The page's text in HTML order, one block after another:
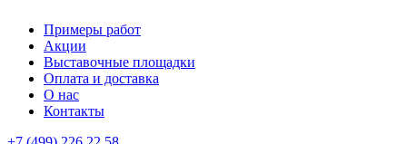
Примеры работ
Акции
Выставочные площадки
Оплата и доставка
О нас
Контакты